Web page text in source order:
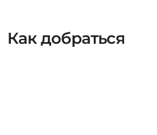
Как добраться